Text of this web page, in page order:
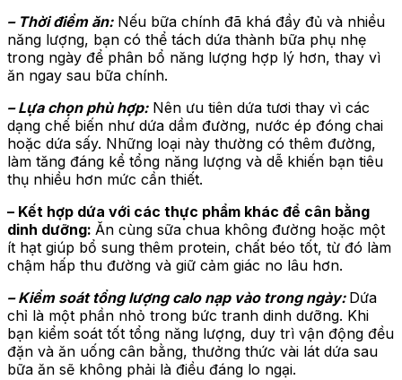
– Thời điểm ăn:Nếu bữa chính đã khá đầy đủ và nhiều
năng lượng, bạn có thể tách dứa thành bữa phụ nhẹ
trong ngày để phân bổ năng lượng hợp lý hơn, thay vì
ăn ngay sau bữa chính.
– Lựa chọn phù hợp:Nên ưu tiên dứa tươi thay vì các
dạng chế biến như dứa dầm đường, nước ép đóng chai
hoặc dứa sấy. Những loại này thường có thêm đường,
làm tăng đáng kể tổng năng lượng và dễ khiến bạn tiêu
thụ nhiều hơn mức cần thiết.
– Kết hợp dứa với các thực phẩm khác để cân bằng
dinh dưỡng: Ăn cùng sữa chua không đường hoặc một
ít hạt giúp bổ sung thêm protein, chất béo tốt, từ đó làm
chậm hấp thu đường và giữ cảm giác no lâu hơn.
– Kiểm soát tổng lượng calo nạp vào trong ngày: Dứa
chỉ là một phần nhỏ trong bức tranh dinh dưỡng. Khi
bạn kiểm soát tốt tổng năng lượng, duy trì vận động đều
đặn và ăn uống cân bằng, thưởng thức vài lát dứa sau
bữa ăn sẽ không phải là điều đáng lo ngại.